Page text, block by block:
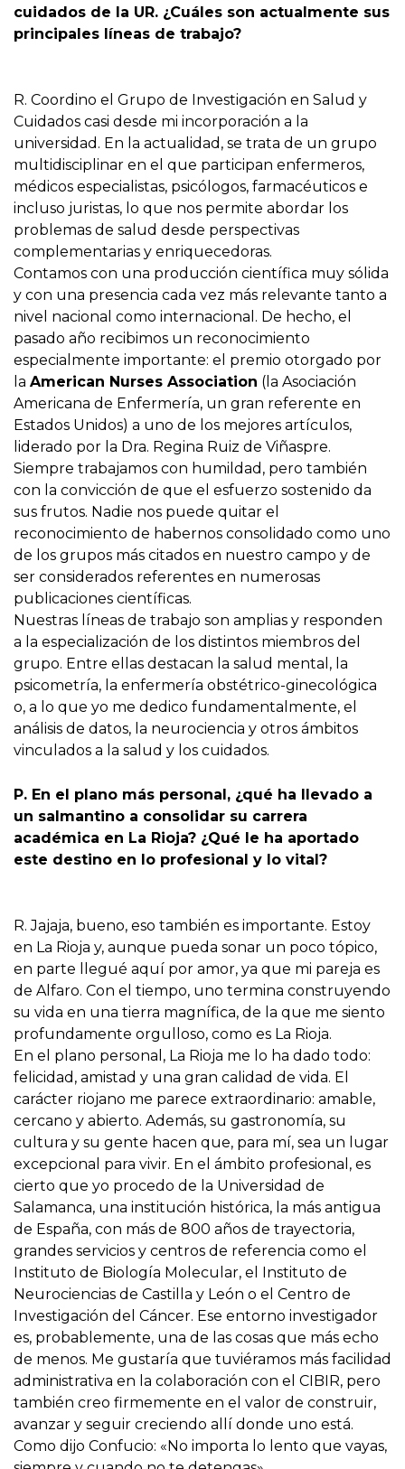
cuidados de la UR. ¿Cuáles son actualmente sus
principales líneas de trabajo?
R. Coordino el Grupo de Investigación en Salud y
Cuidados casi desde mi incorporación a la
universidad. En la actualidad, se trata de un grupo
multidisciplinar en el que participan enfermeros,
médicos especialistas, psicólogos, farmacéuticos e
incluso juristas, lo que nos permite abordar los
problemas de salud desde perspectivas
complementarias y enriquecedoras.
Contamos con una producción científica muy sólida
y con una presencia cada vez más relevante tanto a
nivel nacional como internacional. De hecho, el
pasado año recibimos un reconocimiento
especialmente importante: el premio otorgado por
la American Nurses Association (la Asociación
Americana de Enfermería, un gran referente en
Estados Unidos) a uno de los mejores artículos,
liderado por la Dra. Regina Ruiz de Viñaspre.
Siempre trabajamos con humildad, pero también
con la convicción de que el esfuerzo sostenido da
sus frutos. Nadie nos puede quitar el
reconocimiento de habernos consolidado como uno
de los grupos más citados en nuestro campo y de
ser considerados referentes en numerosas
publicaciones científicas.
Nuestras líneas de trabajo son amplias y responden
a la especialización de los distintos miembros del
grupo. Entre ellas destacan la salud mental, la
psicometría, la enfermería obstétrico-ginecológica
o, a lo que yo me dedico fundamentalmente, el
análisis de datos, la neurociencia y otros ámbitos
vinculados a la salud y los cuidados.
P. En el plano más personal, ¿qué ha llevado a
un salmantino a consolidar su carrera
académica en La Rioja? ¿Qué le ha aportado
este destino en lo profesional y lo vital?
R. Jajaja, bueno, eso también es importante. Estoy
en La Rioja y, aunque pueda sonar un poco tópico,
en parte llegué aquí por amor, ya que mi pareja es
de Alfaro. Con el tiempo, uno termina construyendo
su vida en una tierra magnífica, de la que me siento
profundamente orgulloso, como es La Rioja.
En el plano personal, La Rioja me lo ha dado todo:
felicidad, amistad y una gran calidad de vida. El
carácter riojano me parece extraordinario: amable,
cercano y abierto. Además, su gastronomía, su
cultura y su gente hacen que, para mí, sea un lugar
excepcional para vivir. En el ámbito profesional, es
cierto que yo procedo de la Universidad de
Salamanca, una institución histórica, la más antigua
de España, con más de 800 años de trayectoria,
grandes servicios y centros de referencia como el
Instituto de Biología Molecular, el Instituto de
Neurociencias de Castilla y León o el Centro de
Investigación del Cáncer. Ese entorno investigador
es, probablemente, una de las cosas que más echo
de menos. Me gustaría que tuviéramos más facilidad
administrativa en la colaboración con el CIBIR, pero
también creo firmemente en el valor de construir,
avanzar y seguir creciendo allí donde uno está.
Como dijo Confucio: «No importa lo lento que vayas,